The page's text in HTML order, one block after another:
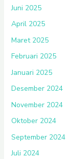
Juni 2025
April 2025
Maret 2025
Februari 2025
Januari 2025
Desember 2024
November 2024
Oktober 2024
September 2024
Juli 2024